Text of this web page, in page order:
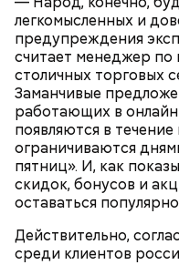
легкомысленных и
предупреждения
считает менеджер
столичных торговых
Заманчивые
работающих в
появляются в
ограничиваются
пятниц». И, как
скидок, бонусов и
оставаться
Действительно,
среди клиентов
— Своим клиентам я
финансовую подушку
Заранее все
финансовая цель;
умение
сохранять;
приумножать.
может откладывать
«расхламляется»
— заявила эксперт.